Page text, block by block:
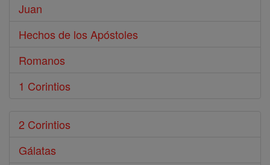
Juan
Hechos de los Apóstoles
Romanos
1 Corintios
2 Corintios
Gálatas